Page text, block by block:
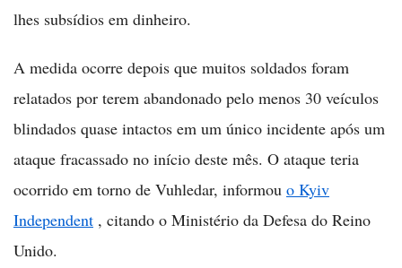
lhes subsídios em dinheiro.
A medida ocorre depois que muitos soldados foram
relatados por terem abandonado pelo menos 30 veículos
blindados quase intactos em um único incidente após um
ataque fracassado no início deste mês. O ataque teria
ocorrido em torno de Vuhledar, informou o Kyiv
Independent , citando o Ministério da Defesa do Reino
Unido.